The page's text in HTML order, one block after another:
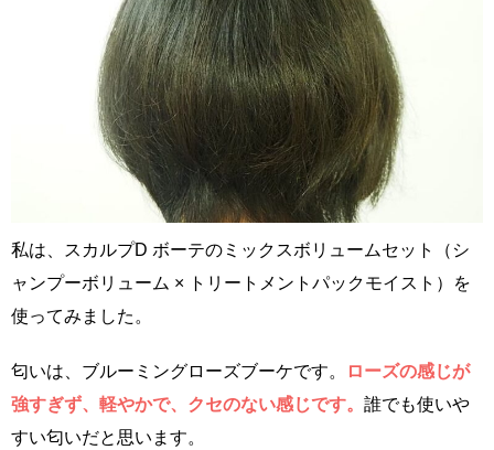
私は、スカルプD ボーテのミックスボリュームセット（シ
ャンプーボリューム × トリートメントパックモイスト）を
使ってみました。
匂いは、ブルーミングローズブーケです。
ローズの感じが
強すぎず、軽やかで、クセのない感じです。 誰でも使いや
すい匂いだと思います。